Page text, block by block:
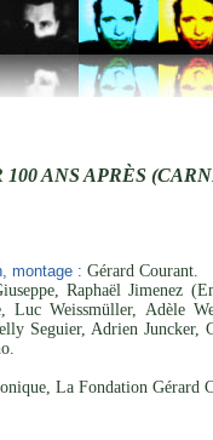
ANS APRÈS
montage : Gérard Courant.
Raphaël Jimenez
Luc Weissmüller, Adèle
Seguier, Adrien Juncker,
La Fondation Gérard